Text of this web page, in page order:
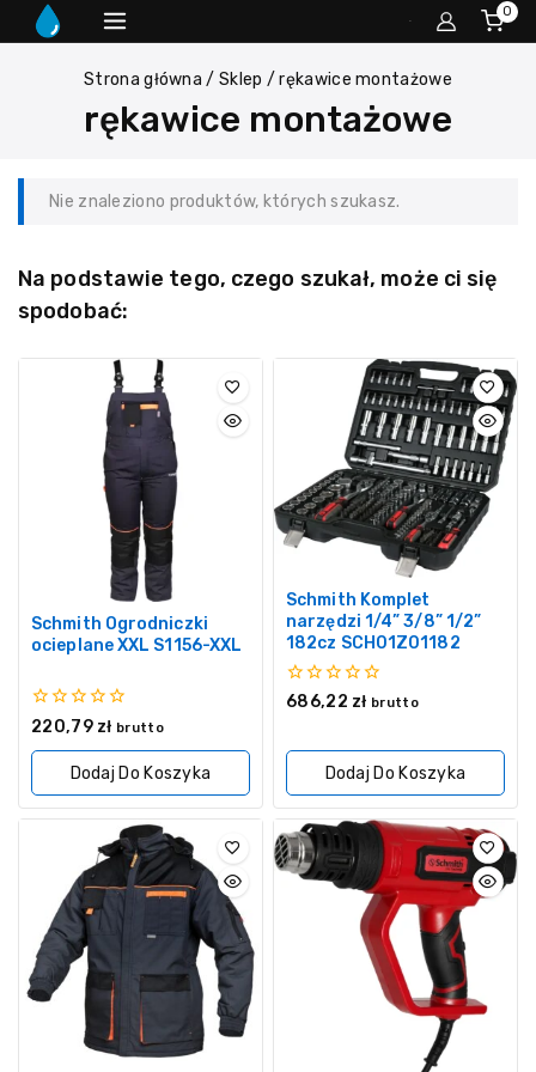
0
Strona główna / Sklep / rękawice montażowe
rękawice montażowe
Nie znaleziono produktów, których szukasz.
Na podstawie tego, czego szukał, może ci się
spodobać:
Schmith Ogrodniczki
ocieplane XXL S1156-XXL
0
5
220,79 zł brutto
Dodaj Do Koszyka
Schmith Komplet
narzędzi 1/4” 3/8” 1/2”
182cz SCH01Z01182
0
686,22 zł brutto
Dodaj Do Koszyka